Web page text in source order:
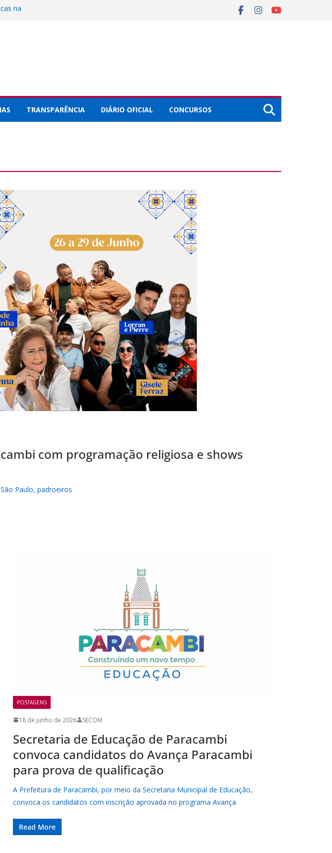
na
TRANSPARÊNCIA DIÁRIO OFICIAL CONCURSOS
com programação religiosa e shows
Paulo, padroeiros
POSTAGENS
18 de junho de 2026 SECOM
Secretaria de Educação de Paracambi
convoca candidatos do Avança Paracambi
para prova de qualificação
A Prefeitura de Paracambi, por meio da Secretaria Municipal de Educação,
convoca os candidatos com inscrição aprovada no programa Avança
Read More